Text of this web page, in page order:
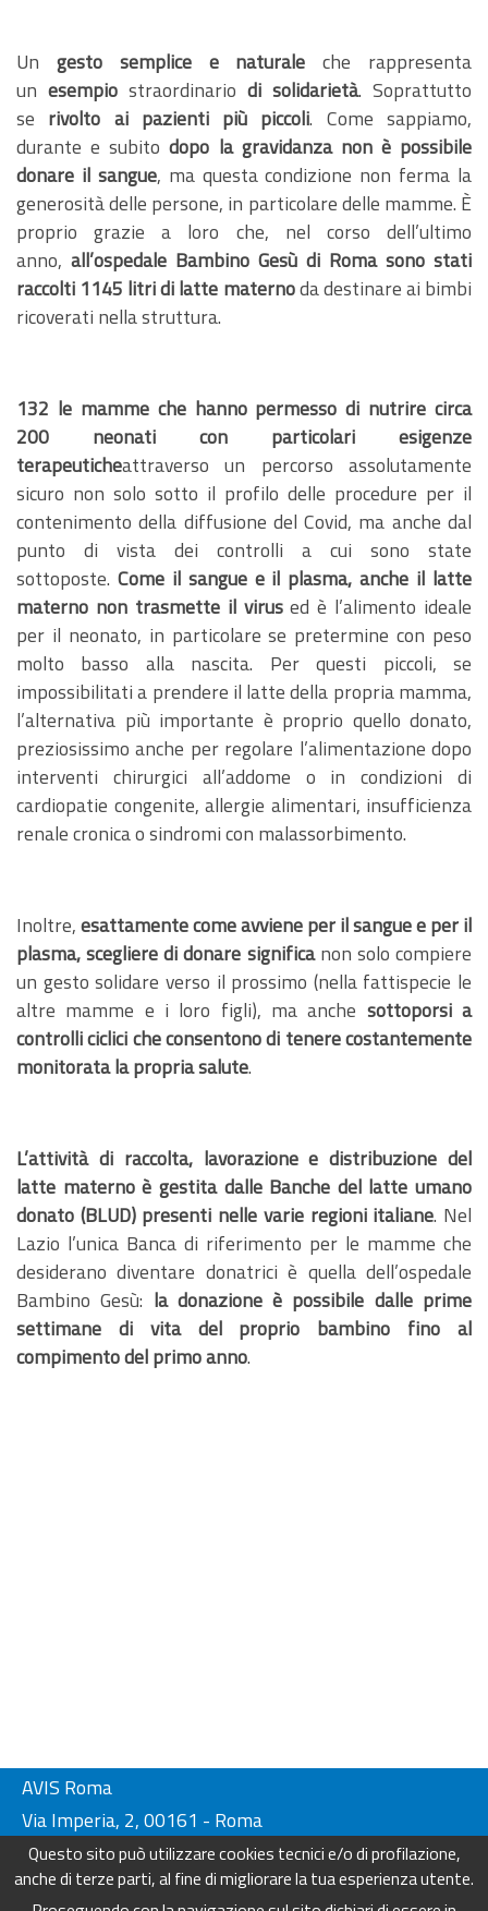
Questo sito può utilizzare cookies tecnici e/o di profilazione,
anche di terze parti, al fine di migliorare la tua esperienza utente.
Un gesto semplice e naturale che rappresenta
un esempio straordinario di solidarietà. Soprattutto
se rivolto ai pazienti più piccoli. Come sappiamo,
durante e subitodopo la gravidanza non è possibile
donare il sangue, ma questa condizione non ferma la
generosità delle persone, in particolare delle mamme. È
proprio grazie a loro che, nel corso dell’ultimo
anno, all’ospedale Bambino Gesù di Roma sono stati
raccolti 1145 litri di latte maternoda destinare ai bimbi
ricoverati nella struttura.
132 le mamme che hanno permesso di nutrire circa
200 neonati con particolari esigenze
terapeuticheattraverso un percorso assolutamente
sicuro non solo sotto il profilo delle procedure per il
contenimento della diffusione del Covid, ma anche dal
punto di vista dei controlli a cui sono state
sottoposte. Come il sangue e il plasma, anche il latte
materno non trasmette il virused è l’alimento ideale
per il neonato, in particolare se pretermine con peso
molto basso alla nascita. Per questi piccoli, se
impossibilitati a prendere il latte della propria mamma,
l’alternativa più importante è proprio quello donato,
preziosissimo anche per regolare l’alimentazione dopo
interventi chirurgici all’addome o in condizioni di
cardiopatie congenite, allergie alimentari, insufficienza
renale cronica o sindromi con malassorbimento.
Inoltre,esattamente come avviene per il sangue e per il
plasma, scegliere di donare significanon solo compiere
un gesto solidare verso il prossimo (nella fattispecie le
altre mamme e i loro figli), ma anche sottoporsi a
controlli ciclici che consentono di tenere costantemente
monitorata la propria salute.
L’attività di raccolta, lavorazione e distribuzione del
latte materno è gestita dalle Banche del latte umano
donato (BLUD) presenti nelle varie regioni italiane. Nel
Lazio l’unica Banca di riferimento per le mamme che
desiderano diventare donatrici è quella dell’ospedale
Bambino Gesù: la donazione è possibile dalle prime
settimane di vita del proprio bambino fino al
compimento del primo anno.
AVIS Roma
Via Imperia, 2, 00161 - Roma
Tel. 06-44230134/ 4404249
Fax. 06-44230136
info@avisroma.it - www.avisroma.it